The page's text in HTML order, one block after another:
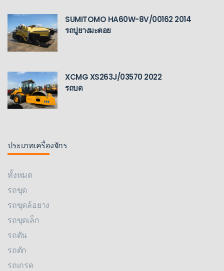
SUMITOMO HA60W-8V/00162 2014
รถปูยางมะตอย
XCMG XS263J/03570 2022
รถบด
ประเภทเครื่องจักร
ทั้งหมด
รถขุด
รถขุดล้อยาง
รถขุดเล็ก
รถดัน
รถตัก
รถเกรด